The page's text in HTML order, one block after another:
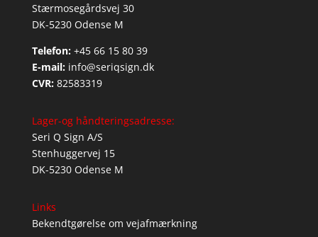
Stærmosegårdsvej 30
DK-5230 Odense M
Telefon: +45 66 15 80 39
E-mail: info@seriqsign.dk
CVR: 82583319
Lager-og håndteringsadresse:
Seri Q Sign A/S
Stenhuggervej 15
DK-5230 Odense M
Links
Bekendtgørelse om vejafmærkning